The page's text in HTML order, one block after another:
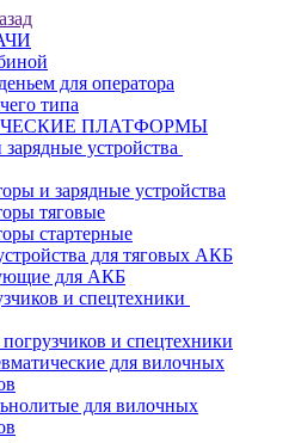
для оператора
типа
ПЛАТФОРМЫ
устройства
и зарядные устройства
тяговые
стартерные
для тяговых АКБ
для АКБ
и спецтехники
и спецтехники
для вилочных
для вилочных